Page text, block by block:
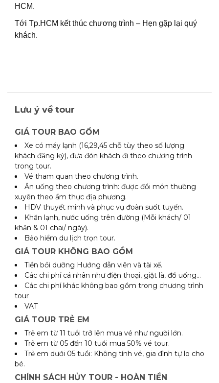
HCM.
Tới Tp.HCM kết thúc chương trình – Hẹn gặp lại quý
khách.
Lưu ý về tour
GIÁ TOUR BAO GỒM
Xe có máy lạnh (16,29,45 chỗ tùy theo số lượng
khách đăng ký), đưa đón khách đi theo chương trình
trong tour.
Vé tham quan theo chương trình.
Ăn uống theo chương trình: được đổi món thường
xuyên theo ẩm thực địa phương.
HDV thuyết minh và phục vụ đoàn suốt tuyến.
Khăn lạnh, nước uống trên đường (Mỗi khách/ 01
khăn & 01 chai/ ngày).
Bảo hiểm du lịch trọn tour.
GIÁ TOUR KHÔNG BAO GỒM
Tiền bồi dưỡng Hướng dẫn viên và tài xế.
Các chi phí cá nhân như điện thoại, giặt là, đồ uống…
Các chi phí khác không bao gồm trong chương trình
tour
VAT
GIÁ TOUR TRẺ EM
Trẻ em từ 11 tuổi trở lên mua vé như người lớn.
Trẻ em từ 05 đến 10 tuổi mua 50% vé tour.
Trẻ em dưới 05 tuổi: Không tính vé, gia đình tự lo cho
bé.
CHÍNH SÁCH HỦY TOUR - HOÀN TIỀN